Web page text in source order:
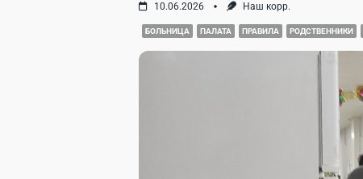
10.06.2026 Наш корр.
БОЛЬНИЦА ПАЛАТА ПРАВИЛА РОДСТВЕННИКИ